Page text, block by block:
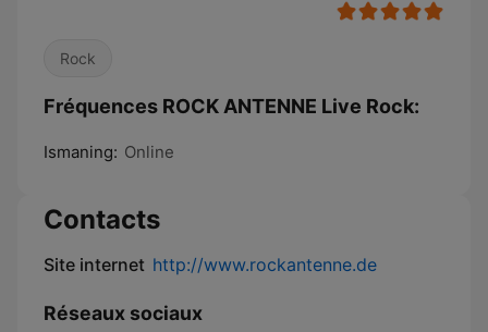
Rock
Fréquences ROCK ANTENNE Live Rock:
Ismaning: Online
Contacts
Site internet http://www.rockantenne.de
Réseaux sociaux